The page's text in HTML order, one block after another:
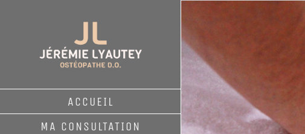
ACCUEIL
MA CONSULTATION